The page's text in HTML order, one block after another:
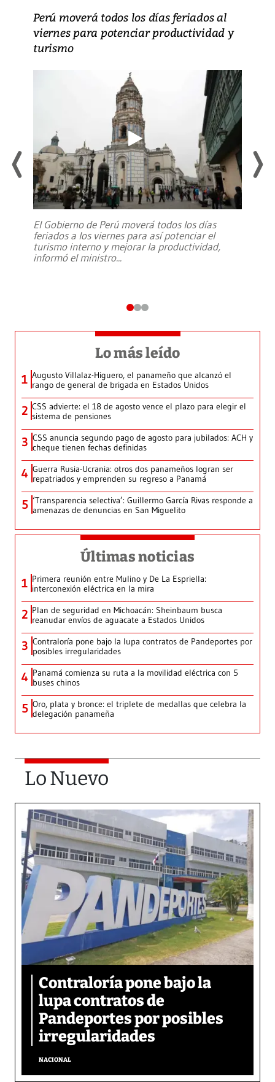
Perú moverá todos los días feriados al
viernes para potenciar productividad y
turismo
El Gobierno de Perú moverá todos los días
feriados a los viernes para así potenciar el
turismo interno y mejorar la productividad,
informó el ministro...
Lo más leído
1 Augusto Villalaz-Higuero, el panameño que alcanzó el
rango de general de brigada en Estados Unidos
2 CSS advierte: el 18 de agosto vence el plazo para elegir el
sistema de pensiones
3 CSS anuncia segundo pago de agosto para jubilados: ACH y
cheque tienen fechas definidas
4 Guerra Rusia-Ucrania: otros dos panameños logran ser
repatriados y emprenden su regreso a Panamá
5 ‘Transparencia selectiva’: Guillermo García Rivas responde a
amenazas de denuncias en San Miguelito
Últimas noticias
1 Primera reunión entre Mulino y De La Espriella:
interconexión eléctrica en la mira
2 Plan de seguridad en Michoacán: Sheinbaum busca
reanudar envíos de aguacate a Estados Unidos
3 Contraloría pone bajo la lupa contratos de Pandeportes por
posibles irregularidades
4 Panamá comienza su ruta a la movilidad eléctrica con 5
buses chinos
5 Oro, plata y bronce: el triplete de medallas que celebra la
delegación panameña
Lo Nuevo
Contraloría pone bajo la
lupa contratos de
Pandeportes por posibles
irregularidades
NACIONAL